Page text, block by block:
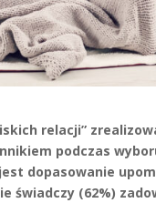
relacji”
podczas
dopasowanie
świadczy (62%)